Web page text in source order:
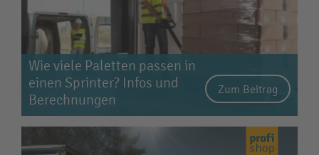
Wie viele Paletten passen in
einen Sprinter? Infos und
Berechnungen
Zum Beitrag